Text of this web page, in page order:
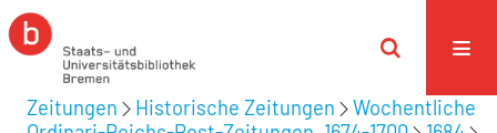
Zeitungen Historische Zeitungen
Wochentliche